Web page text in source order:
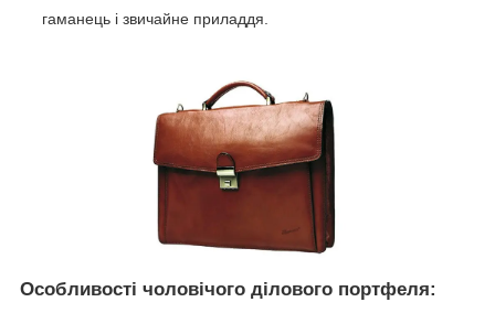
гаманець і звичайне приладдя.
Особливості чоловічого ділового портфеля: